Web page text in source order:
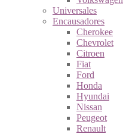
Universales
Encausadores
Cherokee
Chevrolet
Citroen
Fiat
Ford
Honda
Hyundai
Nissan
Peugeot
Renault